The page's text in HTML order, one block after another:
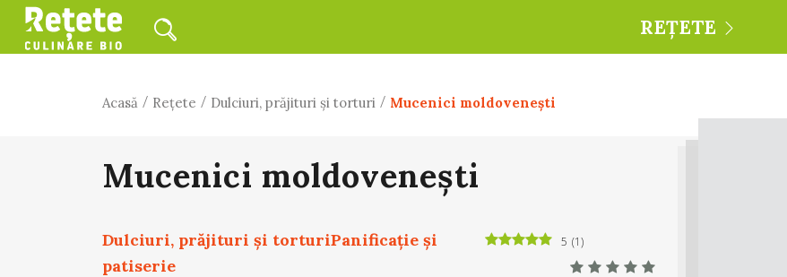
REȚETE
Acasă / Rețete / Dulciuri, prăjituri și torturi / Mucenici moldovenești
Mucenici moldovenești
Dulciuri, prăjituri și torturiPanificaţie şi
patiserie
5 (1)